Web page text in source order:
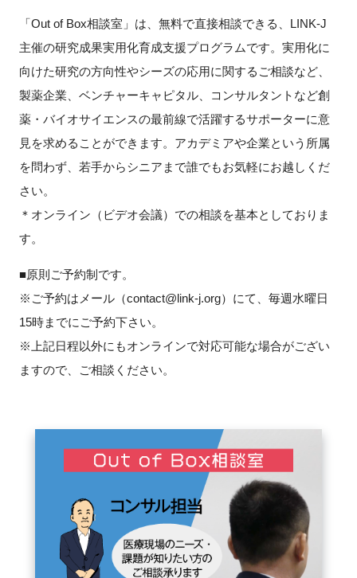
新規登録
イベント
プログラム
ニュース・掲示板
特別会員
施設・アクセス
「Out of Box相談室」は、無料で直接相談できる、LINK-J
主催の研究成果実用化育成支援プログラムです。実用化に
向けた研究の方向性やシーズの応用に関するご相談など、
製薬企業、ベンチャーキャピタル、コンサルタントなど創
薬・バイオサイエンスの最前線で活躍するサポーターに意
見を求めることができます。アカデミアや企業という所属
を問わず、若手からシニアまで誰でもお気軽にお越しくだ
さい。
＊オンライン（ビデオ会議）での相談を基本としておりま
す。
■原則ご予約制です。
※ご予約はメール（contact@link-j.org）にて、毎週水曜日
15時までにご予約下さい。
※上記日程以外にもオンラインで対応可能な場合がござい
ますので、ご相談ください。